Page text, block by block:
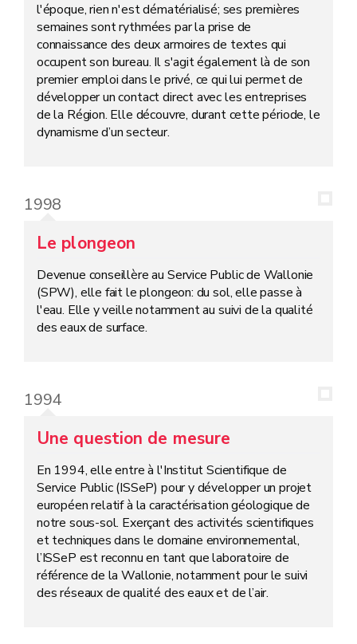
l'époque, rien n'est dématérialisé; ses premières
semaines sont rythmées par la prise de
connaissance des deux armoires de textes qui
occupent son bureau. Il s'agit également là de son
premier emploi dans le privé, ce qui lui permet de
développer un contact direct avec les entreprises
de la Région. Elle découvre, durant cette période, le
dynamisme d’un secteur.
1998
Le plongeon
Devenue conseillère au Service Public de Wallonie
(SPW), elle fait le plongeon: du sol, elle passe à
l'eau. Elle y veille notamment au suivi de la qualité
des eaux de surface.
1994
Une question de mesure
En 1994, elle entre à l'Institut Scientifique de
Service Public (ISSeP) pour y développer un projet
européen relatif à la caractérisation géologique de
notre sous-sol. Exerçant des activités scientifiques
et techniques dans le domaine environnemental,
l’ISSeP est reconnu en tant que laboratoire de
référence de la Wallonie, notamment pour le suivi
des réseaux de qualité des eaux et de l’air.